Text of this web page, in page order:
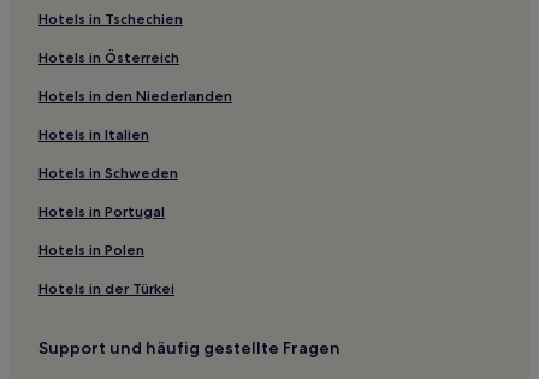
Hotels nahe Bahnhof Nagoya Ōe
Sasashimacho: Hotels
Fuso Hotels
Aisai Hotels
Hotels in Tschechien
Hotels in Österreich
Hotels in den Niederlanden
Hotels in Italien
Hotels in Schweden
Hotels in Portugal
Hotels in Polen
Hotels in der Türkei
Support und häufig gestellte Fragen